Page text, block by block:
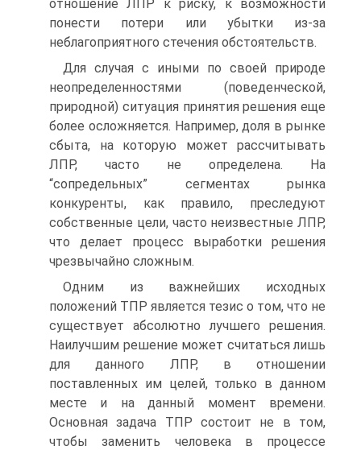
отношение ЛПР к риску, к возможности
понести потери или убытки из-за
неблагоприятного стечения обстоятельств.
Для случая с иными по своей природе
неопределенностями (поведенческой,
природной) ситуация принятия решения еще
более осложняется. Например, доля в рынке
сбыта, на которую может рассчитывать
ЛПР, часто не определена. На
“сопредельных” сегментах рынка
конкуренты, как правило, преследуют
собственные цели, часто неизвестные ЛПР,
что делает процесс выработки решения
чрезвычайно сложным.
Одним из важнейших исходных
положений ТПР является тезис о том, что не
существует абсолютно лучшего решения.
Наилучшим решение может считаться лишь
для данного ЛПР, в отношении
поставленных им целей, только в данном
месте и на данный момент времени.
Основная задача ТПР состоит не в том,
чтобы заменить человека в процессе